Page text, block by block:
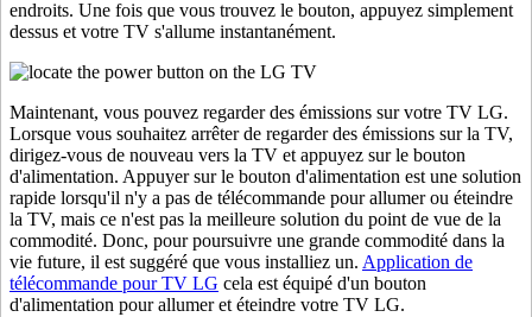
endroits. Une fois que vous trouvez le bouton, appuyez simplement
dessus et votre TV s'allume instantanément.
Maintenant, vous pouvez regarder des émissions sur votre TV LG.
Lorsque vous souhaitez arrêter de regarder des émissions sur la TV,
dirigez-vous de nouveau vers la TV et appuyez sur le bouton
d'alimentation. Appuyer sur le bouton d'alimentation est une solution
rapide lorsqu'il n'y a pas de télécommande pour allumer ou éteindre
la TV, mais ce n'est pas la meilleure solution du point de vue de la
commodité. Donc, pour poursuivre une grande commodité dans la
vie future, il est suggéré que vous installiez un. Application de
télécommande pour TV LG cela est équipé d'un bouton
d'alimentation pour allumer et éteindre votre TV LG.